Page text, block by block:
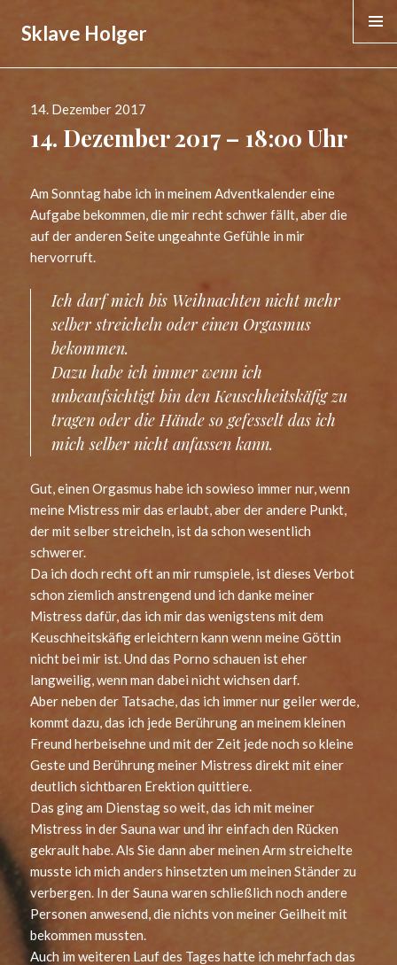
Sklave Holger
Veröffentlicht
14. Dezember 2017
14. Dezember 2017 – 18:00 Uhr
Am Sonntag habe ich in meinem Adventkalender eine
Aufgabe bekommen, die mir recht schwer fällt, aber die
auf der anderen Seite ungeahnte Gefühle in mir
hervorruft.
Ich darf mich bis Weihnachten nicht mehr
selber streicheln oder einen Orgasmus
bekommen.
Dazu habe ich immer wenn ich
unbeaufsichtigt bin den Keuschheitskäfig zu
tragen oder die Hände so gefesselt das ich
mich selber nicht anfassen kann.
Gut, einen Orgasmus habe ich sowieso immer nur, wenn
meine Mistress mir das erlaubt, aber der andere Punkt,
der mit selber streicheln, ist da schon wesentlich
schwerer.
Da ich doch recht oft an mir rumspiele, ist dieses Verbot
schon ziemlich anstrengend und ich danke meiner
Mistress dafür, das ich mir das wenigstens mit dem
Keuschheitskäfig erleichtern kann wenn meine Göttin
nicht bei mir ist. Und das Porno schauen ist eher
langweilig, wenn man dabei nicht wichsen darf.
Aber neben der Tatsache, das ich immer nur geiler werde,
kommt dazu, das ich jede Berührung an meinem kleinen
Freund herbeisehne und mit der Zeit jede noch so kleine
Geste und Berührung meiner Mistress direkt mit einer
deutlich sichtbaren Erektion quittiere.
Das ging am Dienstag so weit, das ich mit meiner
Mistress in der Sauna war und ihr einfach den Rücken
gekrault habe. Als Sie dann aber meinen Arm streichelte
musste ich mich anders hinsetzten um meinen Ständer zu
verbergen. In der Sauna waren schließlich noch andere
Personen anwesend, die nichts von meiner Geilheit mit
bekommen mussten.
Auch im weiteren Lauf des Tages hatte ich mehrfach das